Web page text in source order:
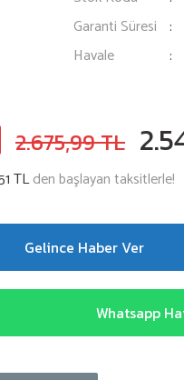
Garanti Süresi
Havale
2.675,99 TL
TLden başlayan taksitlerle!
Gelince Haber Ver
Whatsapp